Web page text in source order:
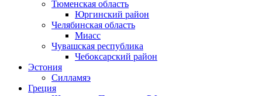
Тюменская область
Юргинский район
Челябинская область
Миасс
Чувашская республика
Чебоксарский район
Эстония
Силламяэ
Греция